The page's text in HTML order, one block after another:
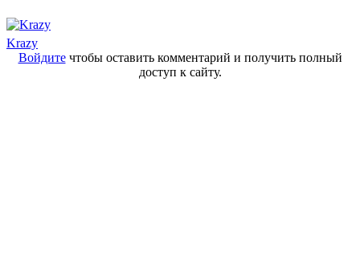
Krazy
Войдитечтобы оставить комментарий и получить полный
доступ к сайту.